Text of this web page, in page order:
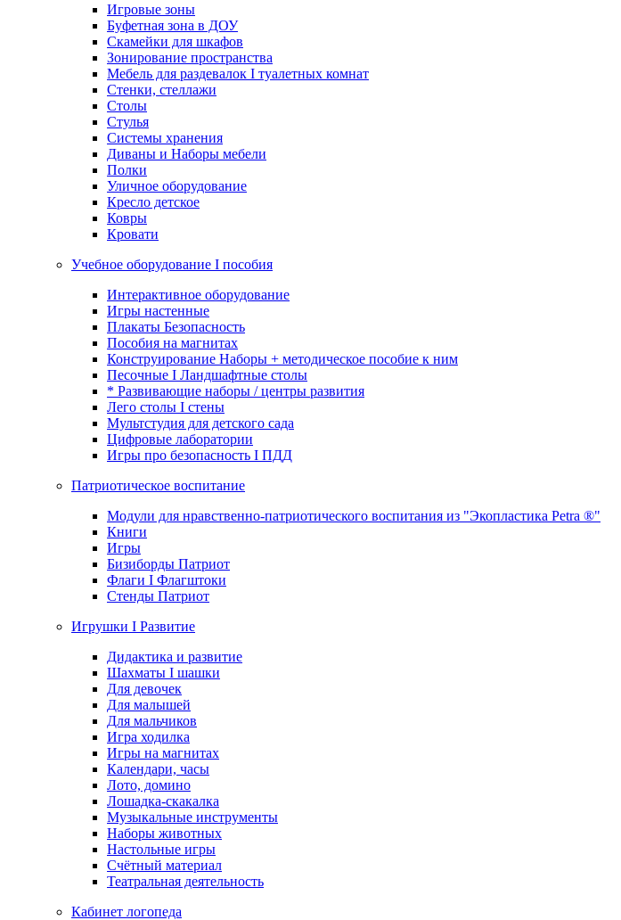
Игровые зоны
Буфетная зона в ДОУ
Скамейки для шкафов
Зонирование пространства
Мебель для раздевалок I туалетных комнат
Стенки, стеллажи
Столы
Стулья
Системы хранения
Диваны и Наборы мебели
Полки
Уличное оборудование
Кресло детское
Ковры
Кровати
Учебное оборудование I пособия
Интерактивное оборудование
Игры настенные
Плакаты Безопасность
Пособия на магнитах
Конструирование Наборы + методическое пособие к ним
Песочные I Ландшафтные столы
* Развивающие наборы / центры развития
Лего столы I стены
Мультстудия для детского сада
Цифровые лаборатории
Игры про безопасность I ПДД
Патриотическое воспитание
Модули для нравственно-патриотического воспитания из "Экопластика Petra ®"
Книги
Игры
Бизиборды Патриот
Флаги I Флагштоки
Стенды Патриот
Игрушки I Развитие
Дидактика и развитие
Шахматы I шашки
Для девочек
Для малышей
Для мальчиков
Игра ходилка
Игры на магнитах
Календари, часы
Лото, домино
Лошадка-скакалка
Музыкальные инструменты
Наборы животных
Настольные игры
Счётный материал
Театральная деятельность
Кабинет логопеда